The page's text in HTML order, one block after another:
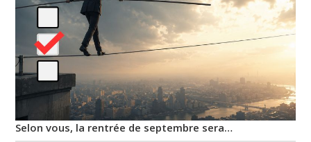
Selon vous, la rentrée de septembre sera…